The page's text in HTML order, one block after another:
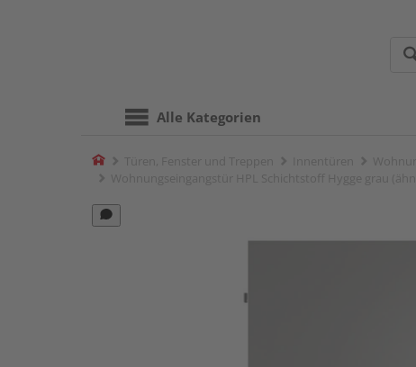
Alle Kategorien
Home